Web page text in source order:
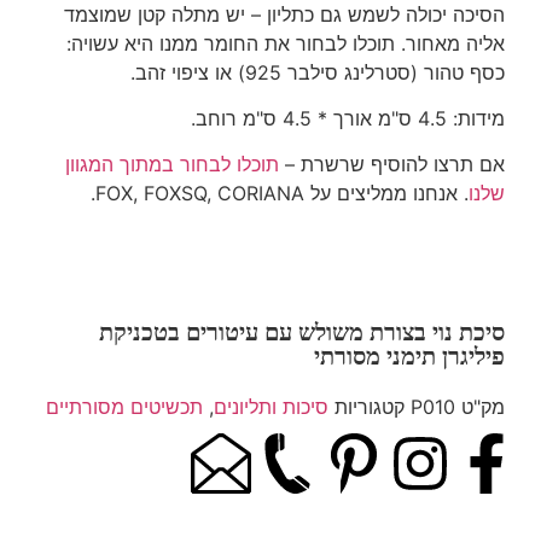
הסיכה יכולה לשמש גם כתליון – יש מתלה קטן שמוצמד
אליה מאחור. תוכלו לבחור את החומר ממנו היא עשויה:
כסף טהור (סטרלינג סילבר 925) או ציפוי זהב.
מידות: 4.5 ס"מ אורך * 4.5 ס"מ רוחב.
אם תרצו להוסיף שרשרת – תוכלו לבחור במתוך המגוון
שלנו. אנחנו ממליצים על FOX, FOXSQ, CORIANA.
סיכת נוי בצורת משולש עם עיטורים בטכניקת
פיליגרן תימני מסורתי
מק"ט P010 קטגוריות סיכות ותליונים, תכשיטים מסורתיים